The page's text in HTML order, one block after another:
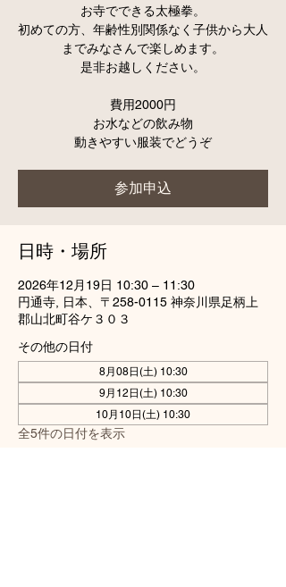
お寺でできる太極拳。
初めての方、年齢性別関係なく子供から大人
までみなさんで楽しめます。
是非お越しください。
費用2000円
お水などの飲み物
動きやすい服装でどうぞ
参加申込
日時・場所
2026年12月19日 10:30 – 11:30
円通寺, 日本、〒258-0115 神奈川県足柄上
郡山北町谷ケ３０３
その他の日付
8月08日(土) 10:30
9月12日(土) 10:30
10月10日(土) 10:30
全5件の日付を表示